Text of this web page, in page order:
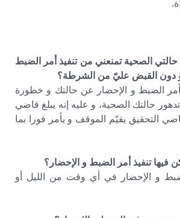
الصحية تمنعني من تنفيذ أمر الضبط
و دون القبض عليّ من الشرطة؟
الضبط و الإحضار عن حالتك و خطورة
حالتك الصحية، و عليه إنه يبلغ قاضي
التحقيق يقيّم الموقف و يأمر فورا بما
فيها تنفيذ أمر الضبط و الإحضار؟
و الإحضار في أي وقت من الليل أو